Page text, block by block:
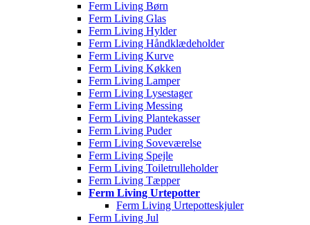
Ferm Living Børn
Ferm Living Glas
Ferm Living Hylder
Ferm Living Håndklædeholder
Ferm Living Kurve
Ferm Living Køkken
Ferm Living Lamper
Ferm Living Lysestager
Ferm Living Messing
Ferm Living Plantekasser
Ferm Living Puder
Ferm Living Soveværelse
Ferm Living Spejle
Ferm Living Toiletrulleholder
Ferm Living Tæpper
Ferm Living Urtepotter
Ferm Living Urtepotteskjuler
Ferm Living Jul